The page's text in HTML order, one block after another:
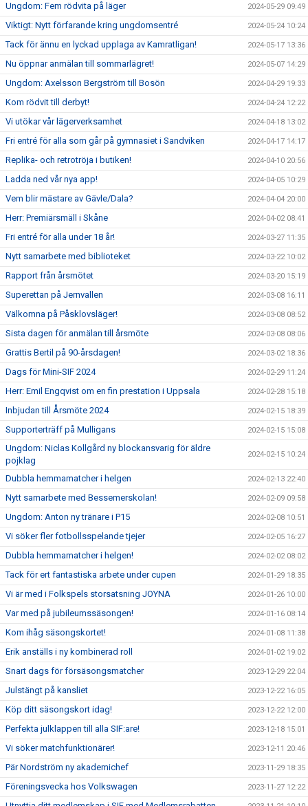
Ungdom: Fem rödvita på läger 2024-05-29 09:49
Viktigt: Nytt förfarande kring ungdomsentré 2024-05-24 10:24
Tack för ännu en lyckad upplaga av Kamratligan! 2024-05-17 13:36
Nu öppnar anmälan till sommarlägret! 2024-05-07 14:29
Ungdom: Axelsson Bergström till Bosön 2024-04-29 19:33
Kom rödvit till derbyt! 2024-04-24 12:22
Vi utökar vår lägerverksamhet 2024-04-18 13:02
Fri entré för alla som går på gymnasiet i Sandviken 2024-04-17 14:17
Replika- och retrotröja i butiken! 2024-04-10 20:56
Ladda ned vår nya app! 2024-04-05 10:29
Vem blir mästare av Gävle/Dala? 2024-04-04 20:00
Herr: Premiärsmäll i Skåne 2024-04-02 08:41
Fri entré för alla under 18 år! 2024-03-27 11:35
Nytt samarbete med biblioteket 2024-03-22 10:02
Rapport från årsmötet 2024-03-20 15:19
Superettan på Jernvallen 2024-03-08 16:11
Välkomna på Påsklovsläger! 2024-03-08 08:52
Sista dagen för anmälan till årsmöte 2024-03-08 08:06
Grattis Bertil på 90-årsdagen! 2024-03-02 18:36
Dags för Mini-SIF 2024 2024-02-29 11:24
Herr: Emil Engqvist om en fin prestation i Uppsala 2024-02-28 15:18
Inbjudan till Årsmöte 2024 2024-02-15 18:39
Supporterträff på Mulligans 2024-02-15 15:08
Ungdom: Niclas Kollgård ny blockansvarig för äldre
pojklag
2024-02-15 10:24
Dubbla hemmamatcher i helgen 2024-02-13 22:40
Nytt samarbete med Bessemerskolan! 2024-02-09 09:58
Ungdom: Anton ny tränare i P15 2024-02-08 10:51
Vi söker fler fotbollsspelande tjejer 2024-02-05 16:27
Dubbla hemmamatcher i helgen! 2024-02-02 08:02
Tack för ert fantastiska arbete under cupen 2024-01-29 18:35
Vi är med i Folkspels storsatsning JOYNA 2024-01-26 10:00
Var med på jubileumssäsongen! 2024-01-16 08:14
Kom ihåg säsongskortet! 2024-01-08 11:38
Erik anställs i ny kombinerad roll 2024-01-02 19:02
Snart dags för försäsongsmatcher 2023-12-29 22:04
Julstängt på kansliet 2023-12-22 16:05
Köp ditt säsongskort idag! 2023-12-22 12:00
Perfekta julklappen till alla SIF:are! 2023-12-18 15:01
Vi söker matchfunktionärer! 2023-12-11 20:46
Pär Nordström ny akademichef 2023-11-29 18:35
Föreningsvecka hos Volkswagen 2023-11-27 12:22